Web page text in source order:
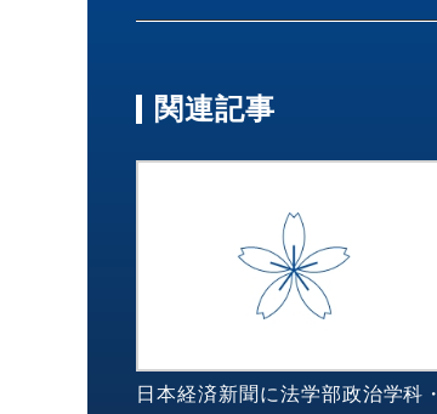
関連記事
日本経済新聞に法学部政治学科・